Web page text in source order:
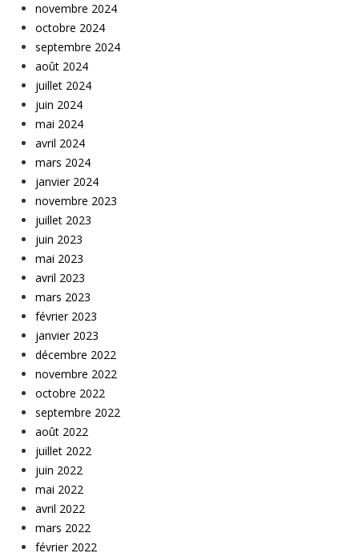
novembre 2024
octobre 2024
septembre 2024
août 2024
juillet 2024
juin 2024
mai 2024
avril 2024
mars 2024
janvier 2024
novembre 2023
juillet 2023
juin 2023
mai 2023
avril 2023
mars 2023
février 2023
janvier 2023
décembre 2022
novembre 2022
octobre 2022
septembre 2022
août 2022
juillet 2022
juin 2022
mai 2022
avril 2022
mars 2022
février 2022